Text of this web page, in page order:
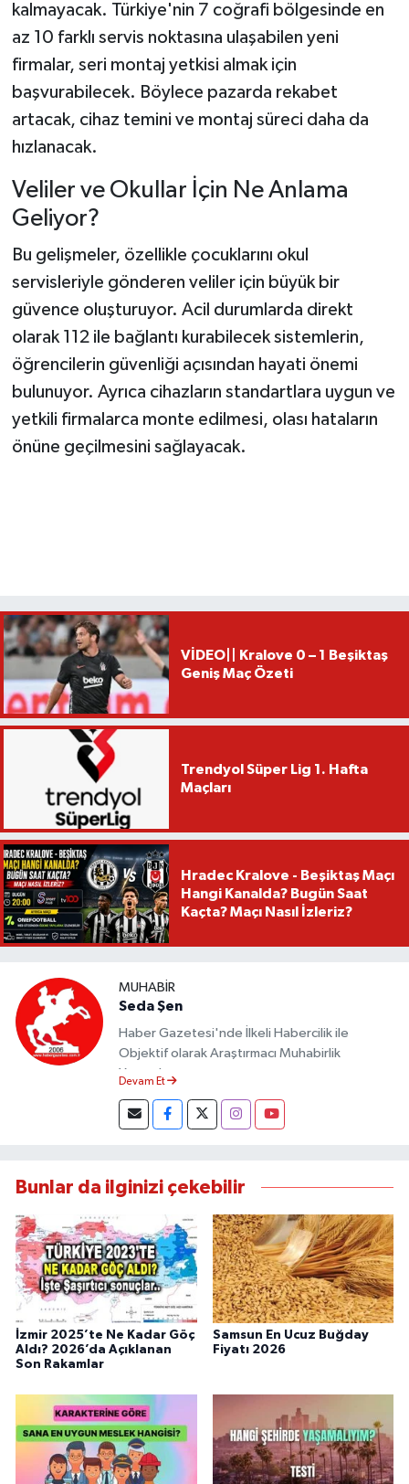
kalmayacak. Türkiye'nin 7 coğrafi bölgesinde en
az 10 farklı servis noktasına ulaşabilen yeni
firmalar, seri montaj yetkisi almak için
başvurabilecek. Böylece pazarda rekabet
artacak, cihaz temini ve montaj süreci daha da
hızlanacak.
Veliler ve Okullar İçin Ne Anlama
Geliyor?
Bu gelişmeler, özellikle çocuklarını okul
servisleriyle gönderen veliler için büyük bir
güvence oluşturuyor. Acil durumlarda direkt
olarak 112 ile bağlantı kurabilecek sistemlerin,
öğrencilerin güvenliği açısından hayati önemi
bulunuyor. Ayrıca cihazların standartlara uygun ve
yetkili firmalarca monte edilmesi, olası hataların
önüne geçilmesini sağlayacak.
VİDEO|| Kralove 0 – 1 Beşiktaş
Geniş Maç Özeti
Trendyol Süper Lig 1. Hafta
Maçları
Hradec Kralove - Beşiktaş Maçı
Hangi Kanalda? Bugün Saat
Kaçta? Maçı Nasıl İzleriz?
MUHABIR
Seda Şen
Haber Gazetesi'nde İlkeli Habercilik ile
Objektif olarak Araştırmacı Muhabirlik
Yapmaktayım.
Devam Et
Bunlar da ilginizi çekebilir
İzmir 2025’te Ne Kadar Göç
Aldı? 2026’da Açıklanan
Son Rakamlar
Samsun En Ucuz Buğday
Fiyatı 2026